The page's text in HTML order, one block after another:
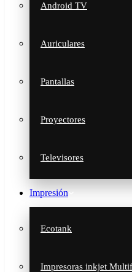
Android TV
Auriculares
Pantallas
Proyectores
Televisores
Impresión
Ecotank
Impresoras inkjet